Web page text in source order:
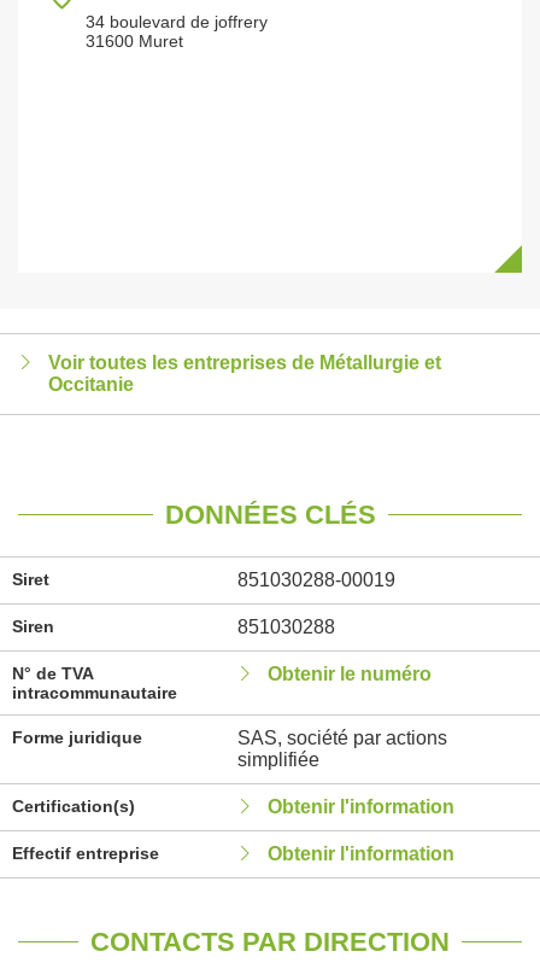
34 boulevard de joffrery
31600 Muret
Voir toutes les entreprises de Métallurgie et
Occitanie
DONNÉES CLÉS
Siret 851030288-00019
Siren 851030288
N° de TVA
intracommunautaire
Obtenir le numéro
Forme juridique
SAS, société par actions
simplifiée
Certification(s) Obtenir l'information
Effectif entreprise Obtenir l'information
CONTACTS PAR DIRECTION